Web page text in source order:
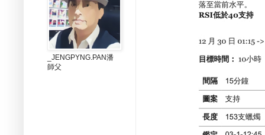
_JENGPYNG.PAN潘
師父